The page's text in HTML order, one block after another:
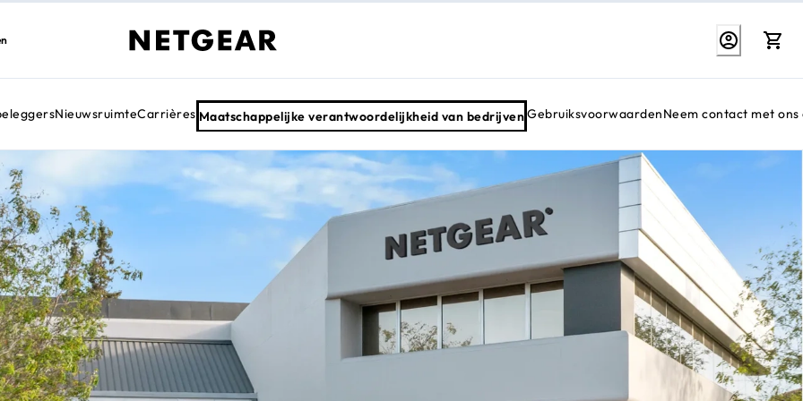
NieuwsruimteCarrières Maatschappelijke verantwoordelijkheid van bedrijvenGebruiksvoorwaardenNeem contact met ons